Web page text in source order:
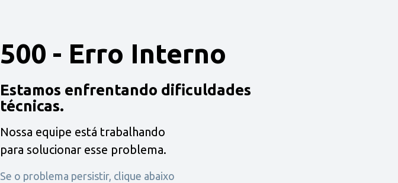
500 - Erro Interno
Estamos enfrentando dificuldades
técnicas.
Nossa equipe está trabalhando
para solucionar esse problema.
Se o problema persistir, clique abaixo